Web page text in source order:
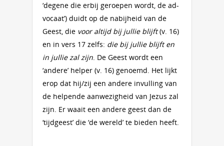
‘degene die erbij geroepen wordt, de ad-
vocaat’) duidt op de nabijheid van de
Geest, die voor altijd bij jullie blijft(v. 16)
en in vers 17 zelfs: die bij jullie blijft en
in jullie zal zijn. De Geest wordt een
‘andere’ helper (v. 16) genoemd. Het lijkt
erop dat hij/zij een andere invulling van
de helpende aanwezigheid van Jezus zal
zijn. Er waait een andere geest dan de
‘tijdgeest’ die ‘de wereld’ te bieden heeft.